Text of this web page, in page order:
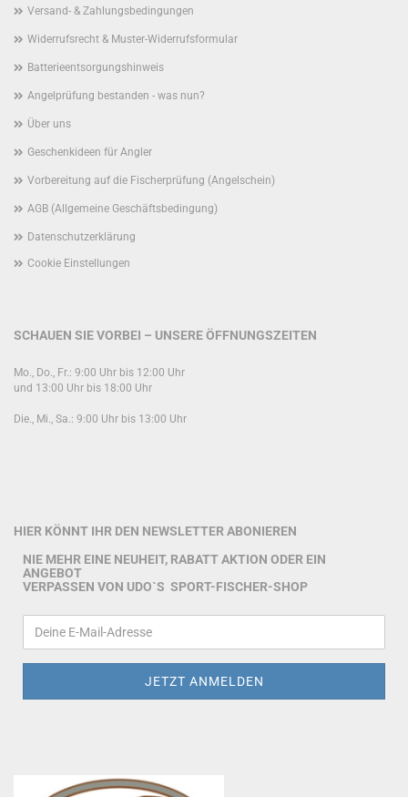
Versand- & Zahlungsbedingungen
Widerrufsrecht & Muster-Widerrufsformular
Batterieentsorgungshinweis
Angelprüfung bestanden - was nun?
Über uns
Geschenkideen für Angler
Vorbereitung auf die Fischerprüfung (Angelschein)
AGB (Allgemeine Geschäftsbedingung)
Datenschutzerklärung
Cookie Einstellungen
SCHAUEN SIE VORBEI – UNSERE ÖFFNUNGSZEITEN
Mo., Do., Fr.: 9:00 Uhr bis 12:00 Uhr
und 13:00 Uhr bis 18:00 Uhr
Die., Mi., Sa.: 9:00 Uhr bis 13:00 Uhr
HIER KÖNNT IHR DEN NEWSLETTER ABONIEREN
NIE MEHR EINE NEUHEIT, RABATT AKTION ODER EIN
ANGEBOT
VERPASSEN VON UDO`S SPORT-FISCHER-SHOP